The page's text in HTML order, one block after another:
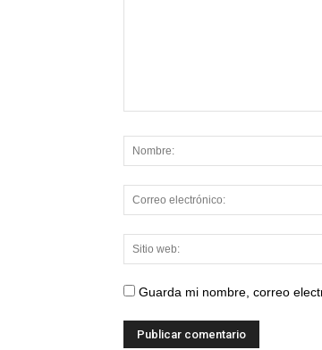
Guarda mi nombre, correo